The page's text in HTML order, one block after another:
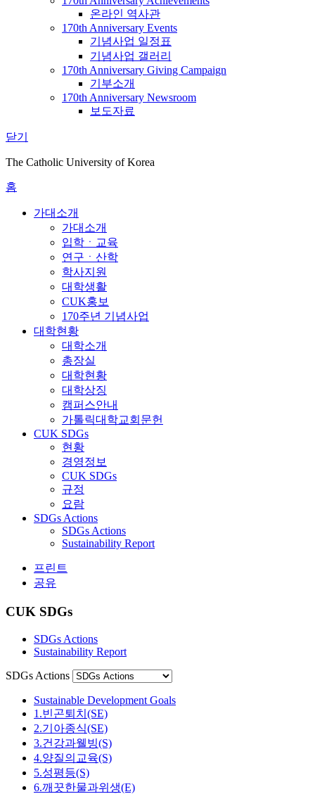
온라인 역사관
170th Anniversary Events
기념사업 일정표
기념사업 갤러리
170th Anniversary Giving Campaign
기부소개
170th Anniversary Newsroom
보도자료
닫기
The Catholic University of Korea
홈
가대소개
가대소개
입학ㆍ교육
연구ㆍ산학
학사지원
대학생활
CUK홍보
170주년 기념사업
대학현황
대학소개
총장실
대학현황
대학상징
캠퍼스안내
가톨릭대학교회문헌
CUK SDGs
현황
경영정보
CUK SDGs
규정
요람
SDGs Actions
SDGs Actions
Sustainability Report
프린트
공유
CUK SDGs
SDGs Actions
Sustainability Report
SDGs Actions
Sustainable Development Goals
1.빈곤퇴치(SE)
2.기아종식(SE)
3.건강과웰빙(S)
4.양질의교육(S)
5.성평등(S)
6.깨끗한물과위생(E)